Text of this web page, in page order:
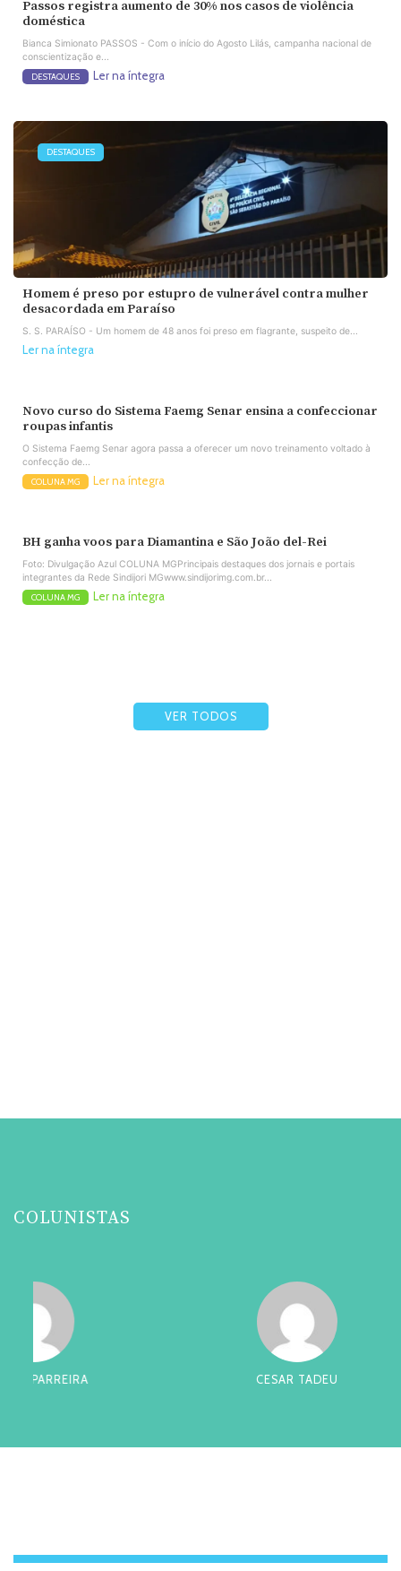
Passos registra aumento de 30% nos casos de violência
doméstica
Bianca Simionato PASSOS - Com o início do Agosto Lilás, campanha nacional de
conscientização e...
DESTAQUES Ler na íntegra
DESTAQUES
Homem é preso por estupro de vulnerável contra mulher
desacordada em Paraíso
S. S. PARAÍSO - Um homem de 48 anos foi preso em flagrante, suspeito de...
Ler na íntegra
Novo curso do Sistema Faemg Senar ensina a confeccionar
roupas infantis
O Sistema Faemg Senar agora passa a oferecer um novo treinamento voltado à
confecção de...
COLUNA MG Ler na íntegra
BH ganha voos para Diamantina e São João del-Rei
Foto: Divulgação Azul COLUNA MGPrincipais destaques dos jornais e portais
integrantes da Rede Sindijori MGwww.sindijorimg.com.br...
COLUNA MG Ler na íntegra
VER TODOS
COLUNISTAS